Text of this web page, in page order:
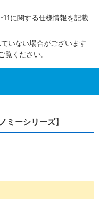
に関する仕様情報を記載
いない場合がございます
覧ください。
ミーシリーズ】